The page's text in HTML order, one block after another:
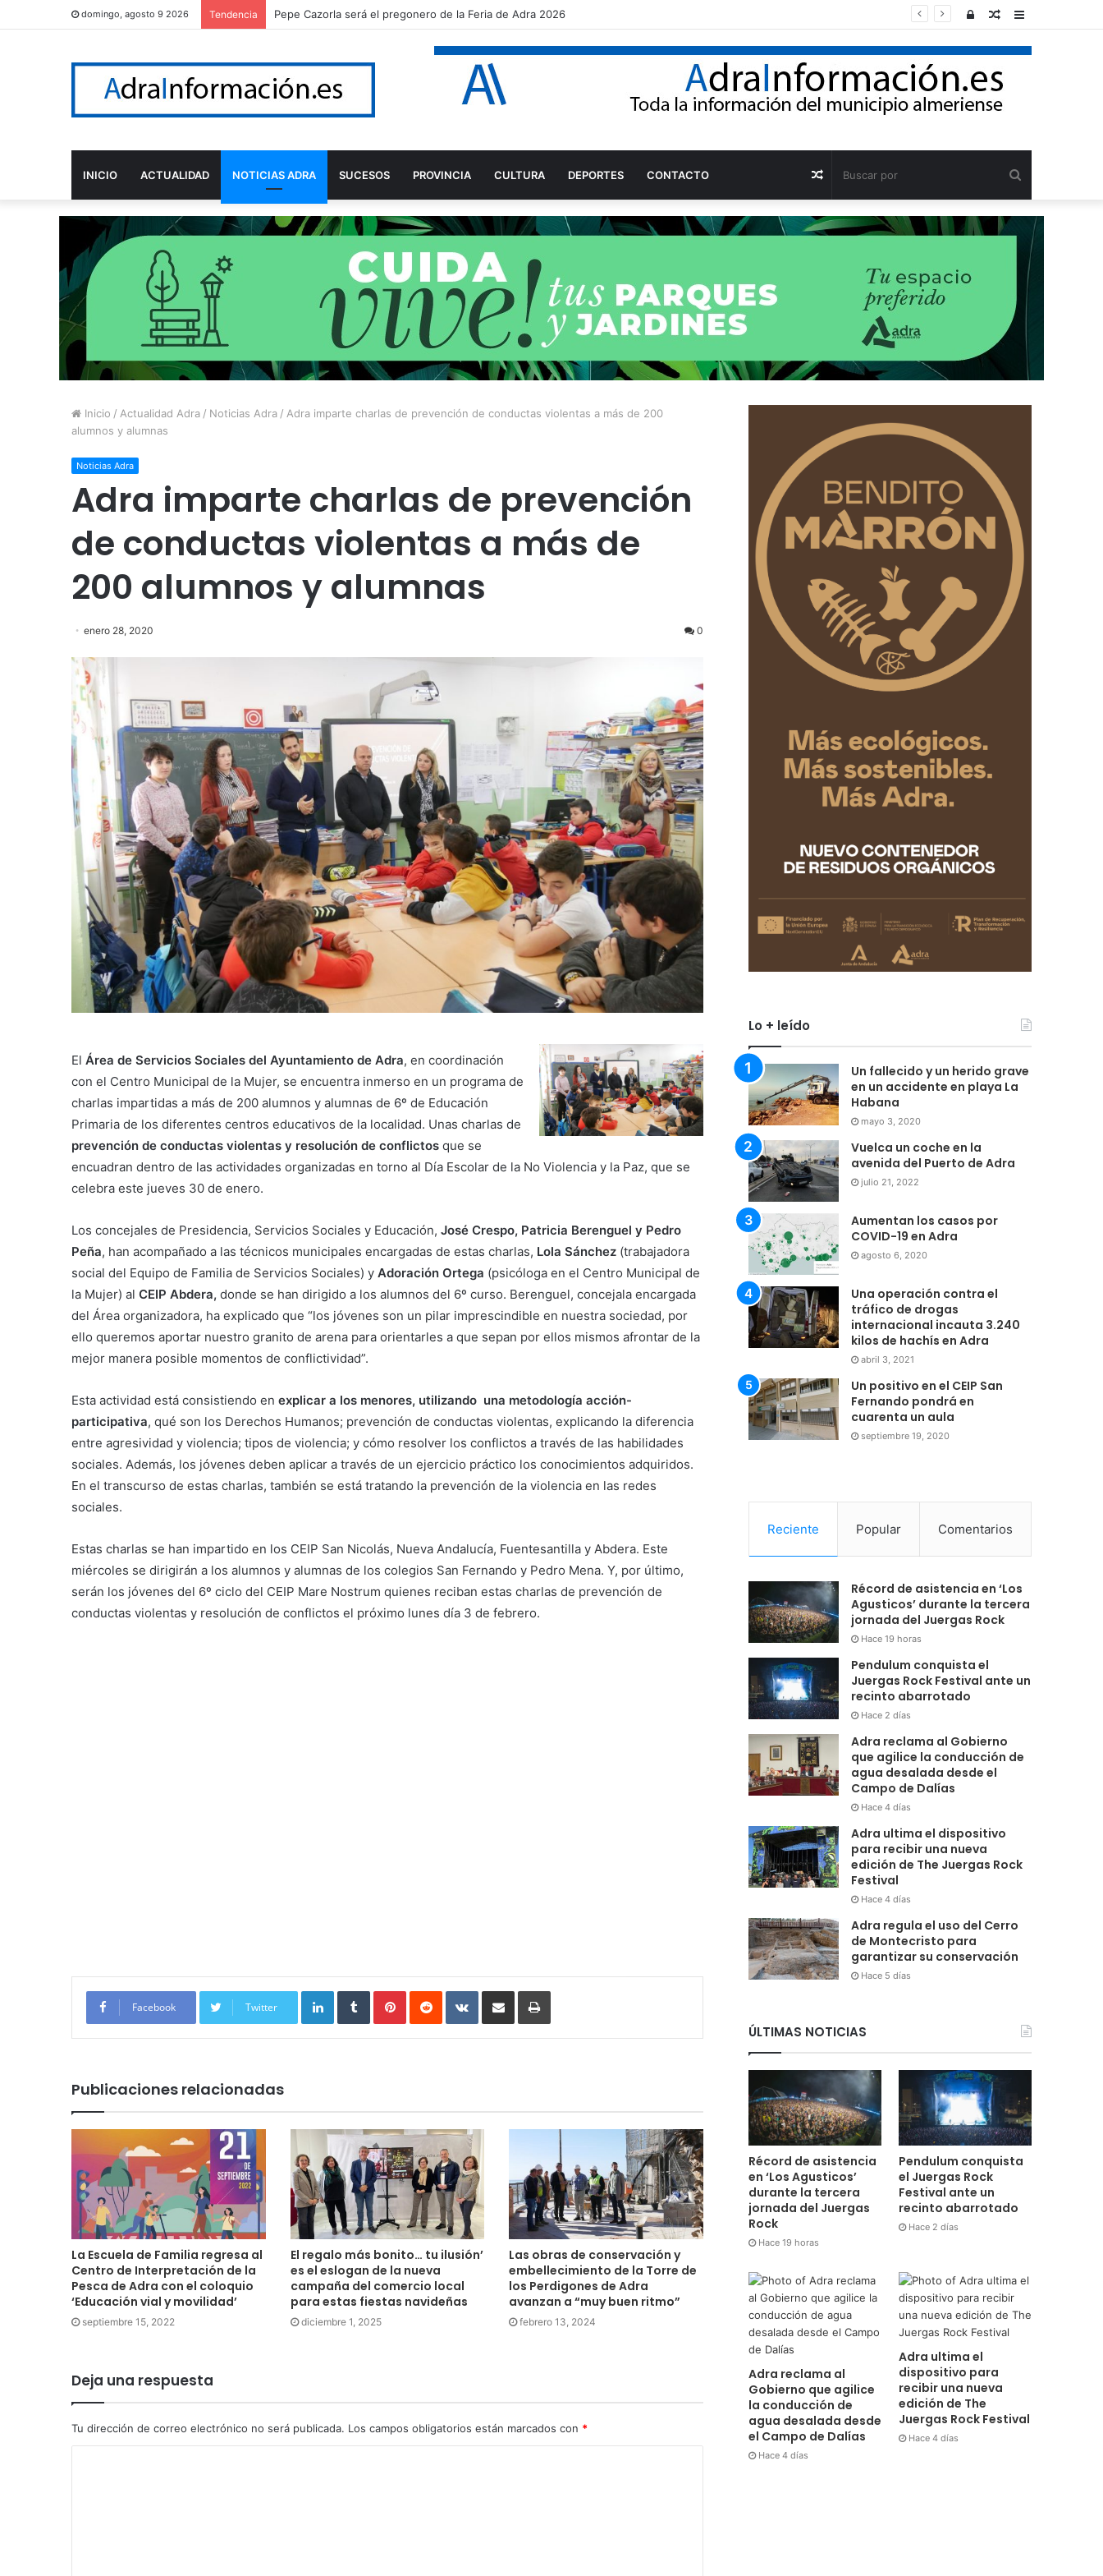
domingo, agosto 9 2026 Tendencia Pepe Cazorla será el pregonero de la Feria de Adra 2026 Barra
Publicación
azar
Acceso
INICIO ACTUALIDAD NOTICIAS ADRA SUCESOS PROVINCIA CULTURA DEPORTES CONTACTO
por
Publicación
al
Inicio / Actualidad Adra / Noticias Adra / Adra imparte charlas de prevención de conductas violentas a más de 200
alumnos y alumnas
Noticias Adra
Adra imparte charlas de prevención
de conductas violentas a más de
200 alumnos y alumnas
enero 28, 2020 0
El Área de Servicios Sociales del Ayuntamiento de Adra, en coordinación
con el Centro Municipal de la Mujer, se encuentra inmerso en un programa de
charlas impartidas a más de 200 alumnos y alumnas de 6º de Educación
Primaria de los diferentes centros educativos de la localidad. Unas charlas de
prevención de conductas violentas y resolución de conflictos que se
encuadran dentro de las actividades organizadas en torno al Día Escolar de la No Violencia y la Paz, que se
celebra este jueves 30 de enero.
Los concejales de Presidencia, Servicios Sociales y Educación, José Crespo, Patricia Berenguel y Pedro
Peña, han acompañado a las técnicos municipales encargadas de estas charlas, Lola Sánchez (trabajadora
social del Equipo de Familia de Servicios Sociales) y Adoración Ortega (psicóloga en el Centro Municipal de
la Mujer) al CEIP Abdera, donde se han dirigido a los alumnos del 6º curso. Berenguel, concejala encargada
del Área organizadora, ha explicado que “los jóvenes son un pilar imprescindible en nuestra sociedad, por
ello queremos aportar nuestro granito de arena para orientarles a que sepan por ellos mismos afrontar de la
mejor manera posible momentos de conflictividad”.
Esta actividad está consistiendo en explicar a los menores, utilizando una metodología acción-
participativa, qué son los Derechos Humanos; prevención de conductas violentas, explicando la diferencia
entre agresividad y violencia; tipos de violencia; y cómo resolver los conflictos a través de las habilidades
sociales. Además, los jóvenes deben aplicar a través de un ejercicio práctico los conocimientos adquiridos.
En el transcurso de estas charlas, también se está tratando la prevención de la violencia en las redes
sociales.
Estas charlas se han impartido en los CEIP San Nicolás, Nueva Andalucía, Fuentesantilla y Abdera. Este
miércoles se dirigirán a los alumnos y alumnas de los colegios San Fernando y Pedro Mena. Y, por último,
serán los jóvenes del 6º ciclo del CEIP Mare Nostrum quienes reciban estas charlas de prevención de
conductas violentas y resolución de conflictos el próximo lunes día 3 de febrero.
Facebook Twitter
LinkedInTumblrPinterestReddit VKontakteCompartir por correo electrónicoImprimir
Publicaciones relacionadas
La Escuela de Familia regresa al
Centro de Interpretación de la
Pesca de Adra con el coloquio
‘Educación vial y movilidad’
septiembre 15, 2022
El regalo más bonito… tu ilusión’
es el eslogan de la nueva
campaña del comercio local
para estas fiestas navideñas
diciembre 1, 2025
Las obras de conservación y
embellecimiento de la Torre de
los Perdigones de Adra
avanzan a “muy buen ritmo”
febrero 13, 2024
Deja una respuesta
Tu dirección de correo electrónico no será publicada. Los campos obligatorios están marcados con *
Lo + leído
Un fallecido y un herido grave
en un accidente en playa La
Habana
mayo 3, 2020
Vuelca un coche en la
avenida del Puerto de Adra
julio 21, 2022
Aumentan los casos por
COVID-19 en Adra
agosto 6, 2020
Una operación contra el
tráfico de drogas
internacional incauta 3.240
kilos de hachís en Adra
abril 3, 2021
Un positivo en el CEIP San
Fernando pondrá en
cuarenta un aula
septiembre 19, 2020
Reciente Popular Comentarios
Récord de asistencia en ‘Los
Agusticos’ durante la tercera
jornada del Juergas Rock
Hace 19 horas
Pendulum conquista el
Juergas Rock Festival ante un
recinto abarrotado
Hace 2 días
Adra reclama al Gobierno
que agilice la conducción de
agua desalada desde el
Campo de Dalías
Hace 4 días
Adra ultima el dispositivo
para recibir una nueva
edición de The Juergas Rock
Festival
Hace 4 días
Adra regula el uso del Cerro
de Montecristo para
garantizar su conservación
Hace 5 días
ÚLTIMAS NOTICIAS
Récord de asistencia
en ‘Los Agusticos’
durante la tercera
jornada del Juergas
Rock
Hace 19 horas
Pendulum conquista
el Juergas Rock
Festival ante un
recinto abarrotado
Hace 2 días
Adra reclama al
Gobierno que agilice
la conducción de
agua desalada desde
el Campo de Dalías
Hace 4 días
Adra ultima el
dispositivo para
recibir una nueva
edición de The
Juergas Rock Festival
Hace 4 días